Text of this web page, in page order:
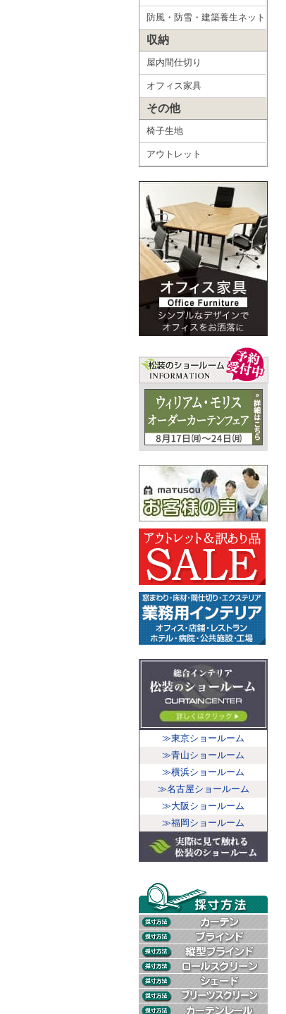
防風・防雪・建築養生ネット
収納
屋内間仕切り
オフィス家具
その他
椅子生地
アウトレット
≫東京ショールーム
≫青山ショールーム
≫横浜ショールーム
≫名古屋ショールーム
≫大阪ショールーム
≫福岡ショールーム